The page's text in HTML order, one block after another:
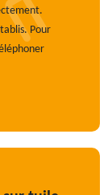
Pour